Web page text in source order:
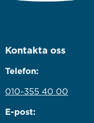
Kontakta oss
Telefon:
010-355 40 00
E-post: